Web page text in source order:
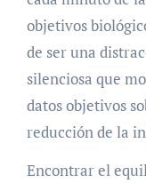
objetivos
de ser una
silenciosa que
datos objetivos
reducción de la
Encontrar el